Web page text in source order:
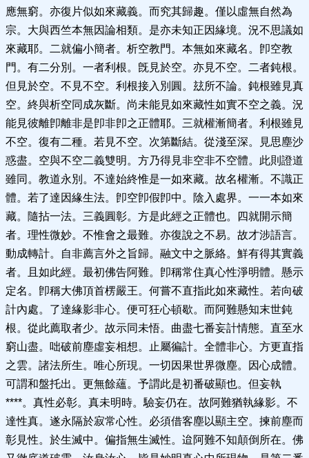
應無窮。亦復片似如來藏義。而究其歸趣。僅以虛無自然為
宗。大與西竺本無因論相類。是亦未知正因緣境。況不思議如
來藏耶。二就偏小簡者。析空教門。本無如來藏名。卽空教
門。有二分別。一者利根。旣見於空。亦見不空。二者鈍根。
但見於空。不見不空。利根接入別圓。玆所不論。鈍根雖見真
空。終與析空同成灰斷。尚未能見如來藏性如實不空之義。況
能見彼離卽離非是卽非卽之正體耶。三就權漸簡者。利根雖見
不空。復有二種。若見不空。次第斷結。從淺至深。見思塵沙
惑盡。空與不空二義雙明。方乃得見非空非不空體。此則證道
雖同。教道永別。不達始終惟是一如來藏。故名權漸。不識正
體。若了達因緣生法。卽空卽假卽中。陰入處界。一一本如來
藏。隨拈一法。三義圓彰。方是此經之正體也。四就開示簡
者。理性微妙。不惟會之最難。亦復說之不易。故才涉語言。
動成轉計。自非薦言外之旨歸。融文中之脈絡。鮮有得其實義
者。且如此經。最初佛告阿難。卽稱常住真心性淨明體。懸示
定名。卽稱大佛頂首楞嚴王。何嘗不直指此如來藏性。若向破
計內處。了達緣影非心。便可狂心頓歇。而阿難懸知末世鈍
根。從此薦取者少。故示同未悟。曲盡七番妄計情態。直至水
窮山盡。咄破前塵虛妄相想。止屬徧計。全體非心。方更直指
之雲。諸法所生。唯心所現。一切因果世界微塵。因心成體。
可謂和盤托出。更無餘蘊。予謂此是初番破顯也。但妄執
****。真性必彰。真未明時。驗妄仍在。故阿難猶執緣影。不
達性真。遂永隔於寂常心性。必須借客塵以顯主空。揀前塵而
彰見性。於生滅中。偏指無生滅性。迨阿難不知顛倒所在。佛